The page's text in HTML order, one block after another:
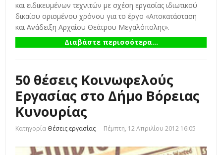
και ειδικευμένων τεχνιτών με σχέση εργασίας ιδιωτικού
δικαίου ορισμένου χρόνου για το έργο «Αποκατάσταση
και Ανάδειξη Αρχαίου Θεάτρου Μεγαλόπολης».
Διαβάστε περισσότερα...
50 θέσεις Κοινωφελούς
Εργασίας στο Δήμο Βόρειας
Κυνουρίας
Κατηγορία Θέσεις εργασίας Πέμπτη, 12 Απριλίου 2012 16:05